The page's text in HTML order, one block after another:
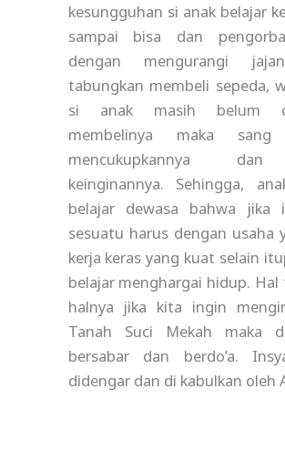
kesungguhan si anak belajar
sampai bisa dan
dengan mengurangi
tabungkan membeli sepeda,
si anak masih belum
membelinya maka
mencukupkannya dan
keinginannya. Sehingga,
belajar dewasa bahwa jika
sesuatu harus dengan usaha
kerja keras yang kuat selain
belajar menghargai hidup.
halnya jika kita ingin
Tanah Suci Mekah maka
bersabar dan berdo’a.
didengar dan di kabulkan oleh